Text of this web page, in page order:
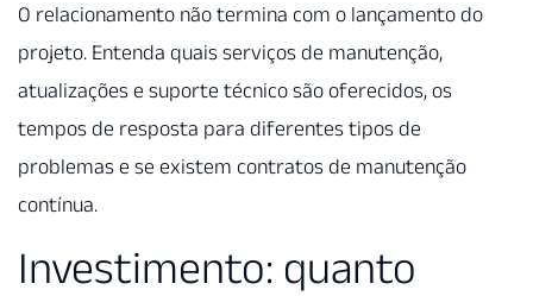
O relacionamento não termina com o lançamento do
projeto. Entenda quais serviços de manutenção,
atualizações e suporte técnico são oferecidos, os
tempos de resposta para diferentes tipos de
problemas e se existem contratos de manutenção
contínua.
Investimento: quanto